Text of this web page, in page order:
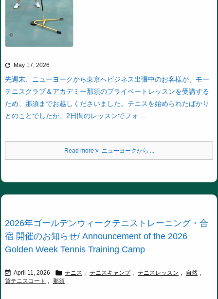
 May 17, 2026
先週末、ニューヨークから東京へビジネス出張中のお客様が、モー
テニスクラブ＆アカデミー那須のプライベートレッスンを受講する
ため、那須までお越しくださいました。 テニスを始められたばかり
とのことでしたが、2日間のレッスンでフォ ...
Read more ニューヨークから ...
2026年ゴールデンウィークテニストレーニング・合
宿 開催のお知らせ/ Announcement of the 2026
Golden Week Tennis Training Camp
 April 11, 2026  テニス , テニスキャンプ , テニスレッスン , 自然 ,
貸テニスコート , 那須